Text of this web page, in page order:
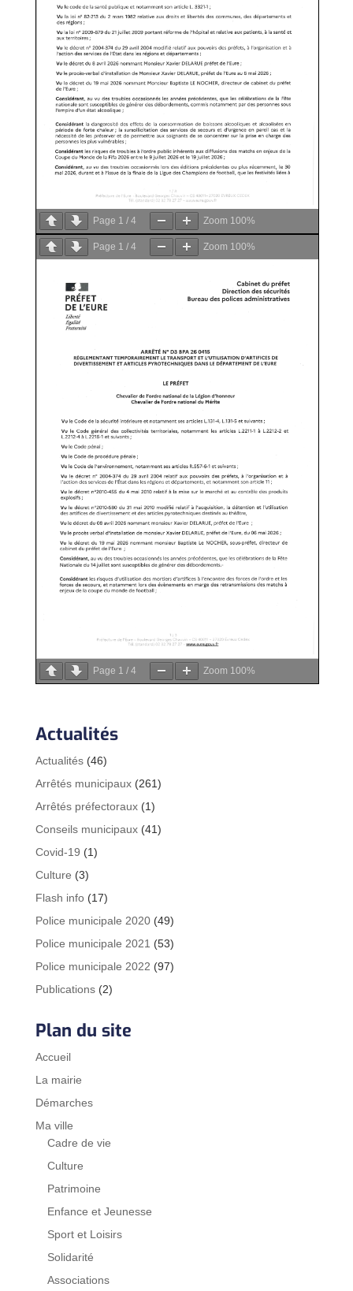
Page 1 / 4 Zoom 100%
Page 1 / 4 Zoom 100%
Page 1 / 4 Zoom 100%
Actualités
Actualités(46)
Arrêtés municipaux(261)
Arrêtés préfectoraux(1)
Conseils municipaux(41)
Covid-19 (1)
Culture (3)
Flash info(17)
Police municipale 2020(49)
Police municipale 2021 (53)
Police municipale 2022 (97)
Publications(2)
Plan du site
Accueil
La mairie
Démarches
Ma ville
Cadre de vie
Culture
Patrimoine
Enfance et Jeunesse
Sport et Loisirs
Solidarité
Associations